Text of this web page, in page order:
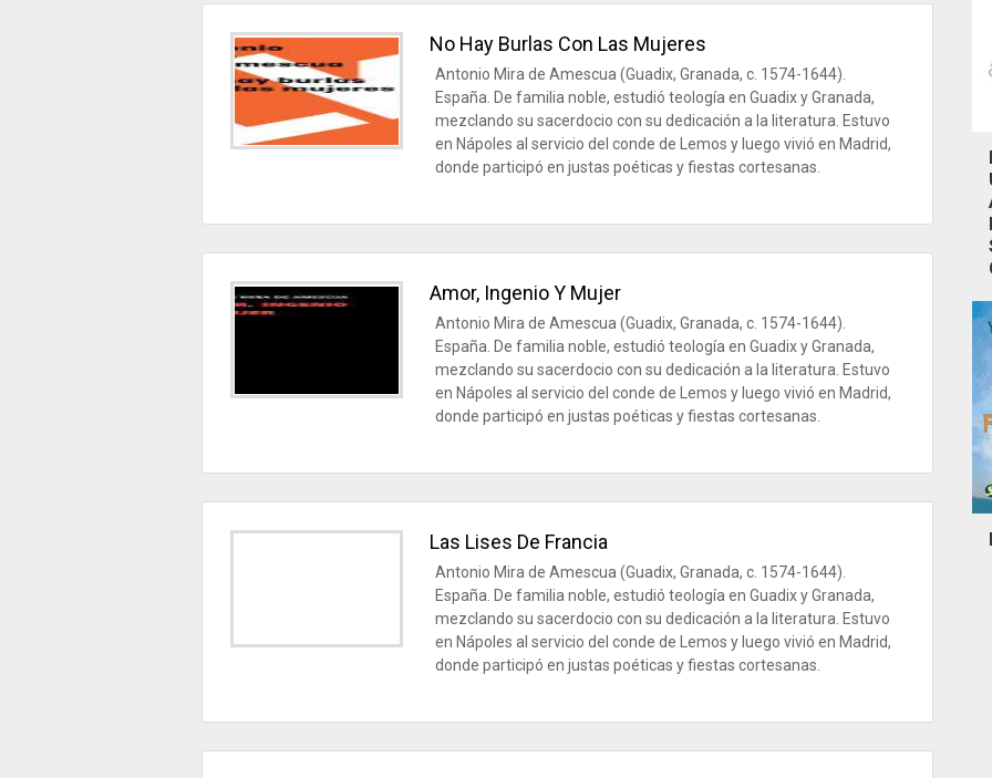
No Hay Burlas Con Las Mujeres
Antonio Mira de Amescua (Guadix, Granada, c. 1574-1644).
España. De familia noble, estudió teología en Guadix y Granada,
mezclando su sacerdocio con su dedicación a la literatura. Estuvo
en Nápoles al servicio del conde de Lemos y luego vivió en Madrid,
donde participó en justas poéticas y fiestas cortesanas.
Amor, Ingenio Y Mujer
Antonio Mira de Amescua (Guadix, Granada, c. 1574-1644).
España. De familia noble, estudió teología en Guadix y Granada,
mezclando su sacerdocio con su dedicación a la literatura. Estuvo
en Nápoles al servicio del conde de Lemos y luego vivió en Madrid,
donde participó en justas poéticas y fiestas cortesanas.
Las Lises De Francia
Antonio Mira de Amescua (Guadix, Granada, c. 1574-1644).
España. De familia noble, estudió teología en Guadix y Granada,
mezclando su sacerdocio con su dedicación a la literatura. Estuvo
en Nápoles al servicio del conde de Lemos y luego vivió en Madrid,
donde participó en justas poéticas y fiestas cortesanas.